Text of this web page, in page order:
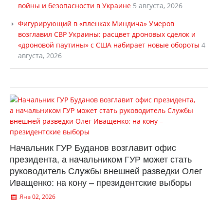
войны и безопасности в Украине 5 августа, 2026
Фигурирующий в «пленках Миндича» Умеров
возглавил СВР Украины: расцвет дроновых сделок и
«дроновой паутины» с США набирает новые обороты 4
августа, 2026
Начальник ГУР Буданов возглавит офис
президента, а начальником ГУР может стать
руководитель Службы внешней разведки Олег
Иващенко: на кону – президентские выборы
Янв 02, 2026